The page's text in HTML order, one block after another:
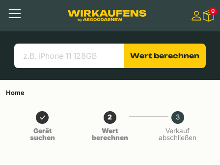
Menü
Suchen
Nützliche Links
0
Wert berechnen
Home
Gerät
suchen
2
Wert
berechnen
3
Verkauf
abschließen